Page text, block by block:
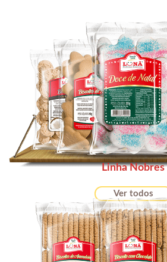
Linha Nobres
Ver todos